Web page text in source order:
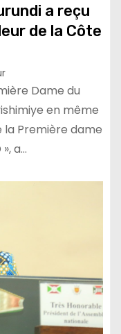
a reçu
de la Côte
Dame du
en même
la Première dame
a…